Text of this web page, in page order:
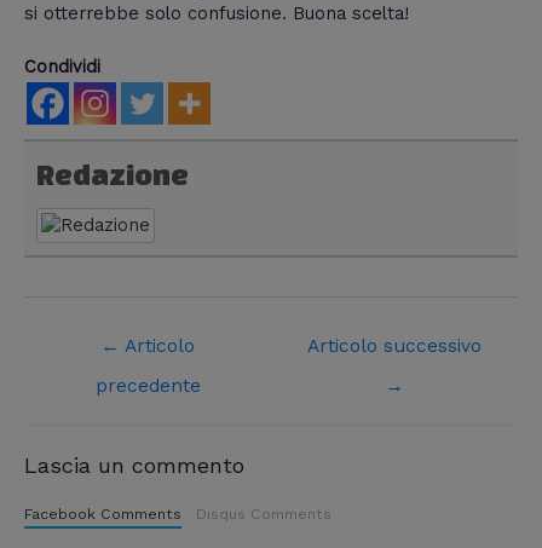
si otterrebbe solo confusione. Buona scelta!
Condividi
Redazione
← Articolo
precedente
Articolo successivo
→
Lascia un commento
Facebook Comments Disqus Comments